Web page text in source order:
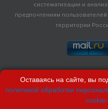
систематизации и
предпочтениям
территории
Оставаясь на сайте, вы
политикой обработки